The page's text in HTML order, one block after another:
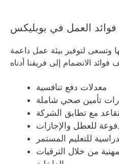
فوائد العمل في بوبليكس
وتسعى لتوفير بيئة عمل داعمة
معدلات دفع تنافسية
تأمين صحي شاملة
مع تطابق الشركة
للعطل والإجازات
للتعليم المستمر
من خلال الترقيات